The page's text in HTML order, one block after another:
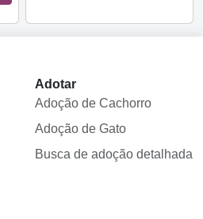
Adotar
Adoção de Cachorro
Adoção de Gato
Busca de adoção detalhada